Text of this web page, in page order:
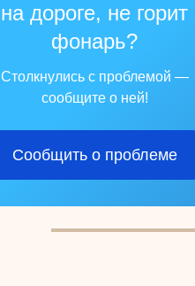
на дороге, не горит
фонарь?
Столкнулись с проблемой —
сообщите о ней!
Сообщить о проблеме